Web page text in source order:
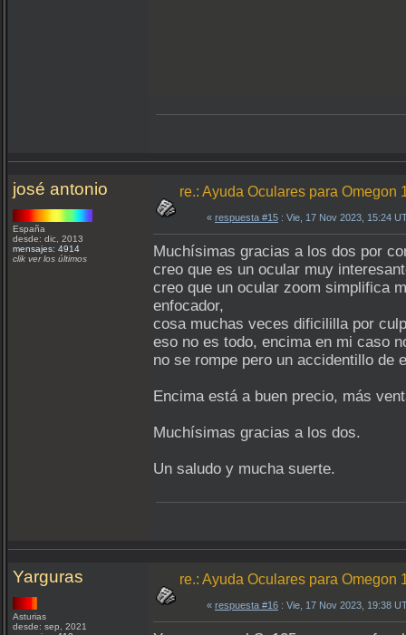
josé antonio
España
desde: dic, 2013
mensajes: 4914
clik ver los últimos
re.: Ayuda Oculares para
« respuesta #15 : Vie, 17 Nov 2023, 15:24
Muchísimas gracias a los dos por
creo que es un ocular muy
creo que un ocular zoom simplifica
enfocador,
cosa muchas veces dificililla por
eso no es todo, encima en mi caso
no se rompe pero un accidentillo de
Encima está a buen precio, más
Muchísimas gracias a los dos.
Un saludo y mucha suerte.
Yarguras
Asturias
desde: sep, 2021
re.: Ayuda Oculares para
« respuesta #16 : Vie, 17 Nov 2023, 19:38